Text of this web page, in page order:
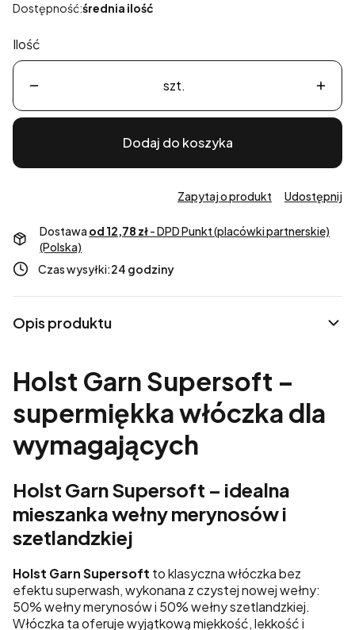
Dostępność:średnia ilość
Ilość
szt.
Dodaj do koszyka
Zapytaj o produkt Udostępnij
Dostawa od 12,78 zł- DPD Punkt (placówki partnerskie)
(Polska)
Czas wysyłki:24 godziny
Opis produktu
Holst Garn Supersoft –
supermiękka włóczka dla
wymagających
Holst Garn Supersoft – idealna
mieszanka wełny merynosów i
szetlandzkiej
Holst Garn Supersoft to klasyczna włóczka bez
efektu superwash, wykonana z czystej nowej wełny:
50% wełny merynosów i 50% wełny szetlandzkiej.
Włóczka ta oferuje wyjątkową miękkość, lekkość i